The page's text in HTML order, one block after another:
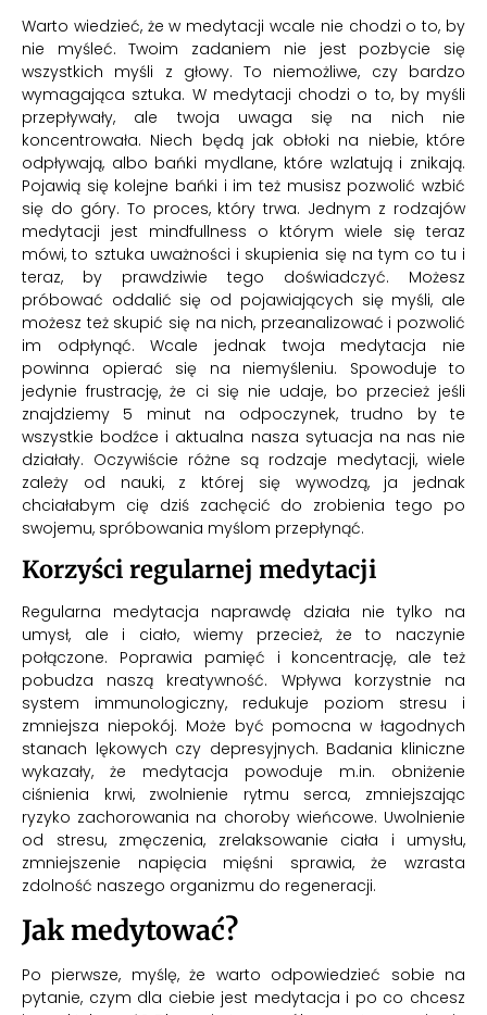
Warto wiedzieć, że w medytacji wcale nie chodzi o to, by
nie myśleć. Twoim zadaniem nie jest pozbycie się
wszystkich myśli z głowy. To niemożliwe, czy bardzo
wymagająca sztuka. W medytacji chodzi o to, by myśli
przepływały, ale twoja uwaga się na nich nie
koncentrowała. Niech będą jak obłoki na niebie, które
odpływają, albo bańki mydlane, które wzlatują i znikają.
Pojawią się kolejne bańki i im też musisz pozwolić wzbić
się do góry. To proces, który trwa. Jednym z rodzajów
medytacji jest mindfullness o którym wiele się teraz
mówi, to sztuka uważności i skupienia się na tym co tu i
teraz, by prawdziwie tego doświadczyć. Możesz
próbować oddalić się od pojawiających się myśli, ale
możesz też skupić się na nich, przeanalizować i pozwolić
im odpłynąć. Wcale jednak twoja medytacja nie
powinna opierać się na niemyśleniu. Spowoduje to
jedynie frustrację, że ci się nie udaje, bo przecież jeśli
znajdziemy 5 minut na odpoczynek, trudno by te
wszystkie bodźce i aktualna nasza sytuacja na nas nie
działały. Oczywiście różne są rodzaje medytacji, wiele
zależy od nauki, z której się wywodzą, ja jednak
chciałabym cię dziś zachęcić do zrobienia tego po
swojemu, spróbowania myślom przepłynąć.
Korzyści regularnej medytacji
Regularna medytacja naprawdę działa nie tylko na
umysł, ale i ciało, wiemy przecież, że to naczynie
połączone. Poprawia pamięć i koncentrację, ale też
pobudza naszą kreatywność. Wpływa korzystnie na
system immunologiczny, redukuje poziom stresu i
zmniejsza niepokój. Może być pomocna w łagodnych
stanach lękowych czy depresyjnych. Badania kliniczne
wykazały, że medytacja powoduje m.in. obniżenie
ciśnienia krwi, zwolnienie rytmu serca, zmniejszając
ryzyko zachorowania na choroby wieńcowe. Uwolnienie
od stresu, zmęczenia, zrelaksowanie ciała i umysłu,
zmniejszenie napięcia mięśni sprawia, że wzrasta
zdolność naszego organizmu do regeneracji.
Jak medytować?
Po pierwsze, myślę, że warto odpowiedzieć sobie na
pytanie, czym dla ciebie jest medytacja i po co chcesz